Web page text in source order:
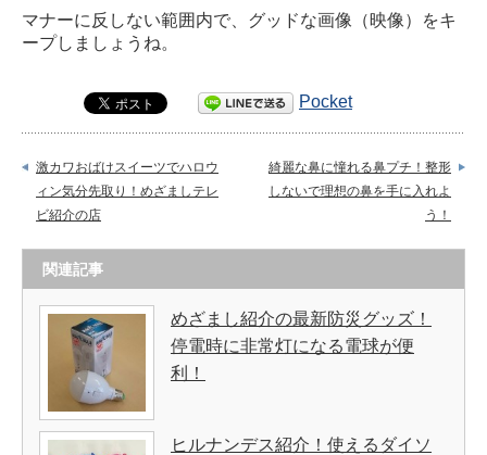
マナーに反しない範囲内で、グッドな画像（映像）をキ
ープしましょうね。
Pocket
激カワおばけスイーツでハロウ
ィン気分先取り！めざましテレ
ビ紹介の店
綺麗な鼻に憧れる鼻プチ！整形
しないで理想の鼻を手に入れよ
う！
関連記事
めざまし紹介の最新防災グッズ！
停電時に非常灯になる電球が便
利！
ヒルナンデス紹介！使えるダイソ